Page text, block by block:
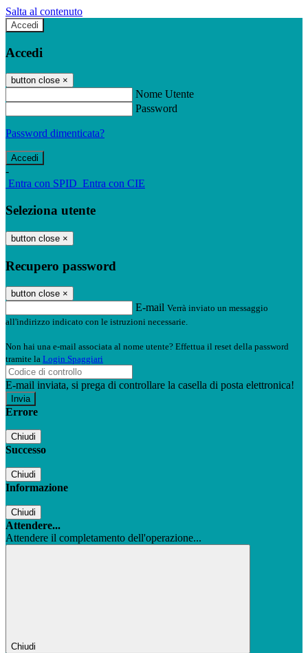
Salta al contenuto
Accedi
Accedi
button close ×
Nome Utente
Password
Password dimenticata?
-
Entra con SPID Entra con CIE
Seleziona utente
button close ×
Recupero password
button close ×
E-mail Verrà inviato un messaggio
all'indirizzo indicato con le istruzioni necessarie.
Non hai una e-mail associata al nome utente? Effettua il reset della password
tramite la Login Spaggiari
E-mail inviata, si prega di controllare la casella di posta elettronica!
Errore
Chiudi
Successo
Chiudi
Informazione
Chiudi
Attendere...
Attendere il completamento dell'operazione...
Chiudi